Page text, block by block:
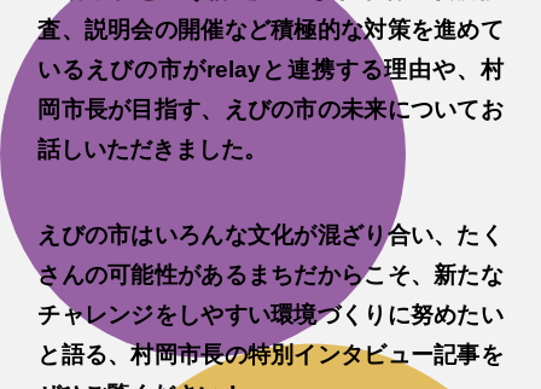
査、説明会の開催など積極的な対策を進めて
いるえびの市がrelayと連携する理由や、村
岡市長が目指す、えびの市の未来についてお
話しいただきました。
えびの市はいろんな文化が混ざり合い、たく
さんの可能性があるまちだからこそ、新たな
チャレンジをしやすい環境づくりに努めたい
と語る、村岡市長の特別インタビュー記事を